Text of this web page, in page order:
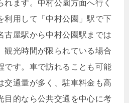
れます。中村公園方面へ行く
利用して「中村公園」駅で下
古屋駅から中村公園駅までは
観光時間が限られている場合
です。車で訪れることも可能
交通量が多く、駐車料金も高
目的なら公共交通を中心に考